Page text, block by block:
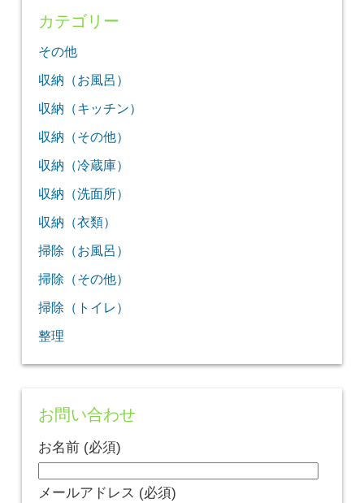
カテゴリー
その他
収納（お風呂）
収納（キッチン）
収納（その他）
収納（冷蔵庫）
収納（洗面所）
収納（衣類）
掃除（お風呂）
掃除（その他）
掃除（トイレ）
整理
お問い合わせ
お名前 (必須)
メールアドレス (必須)